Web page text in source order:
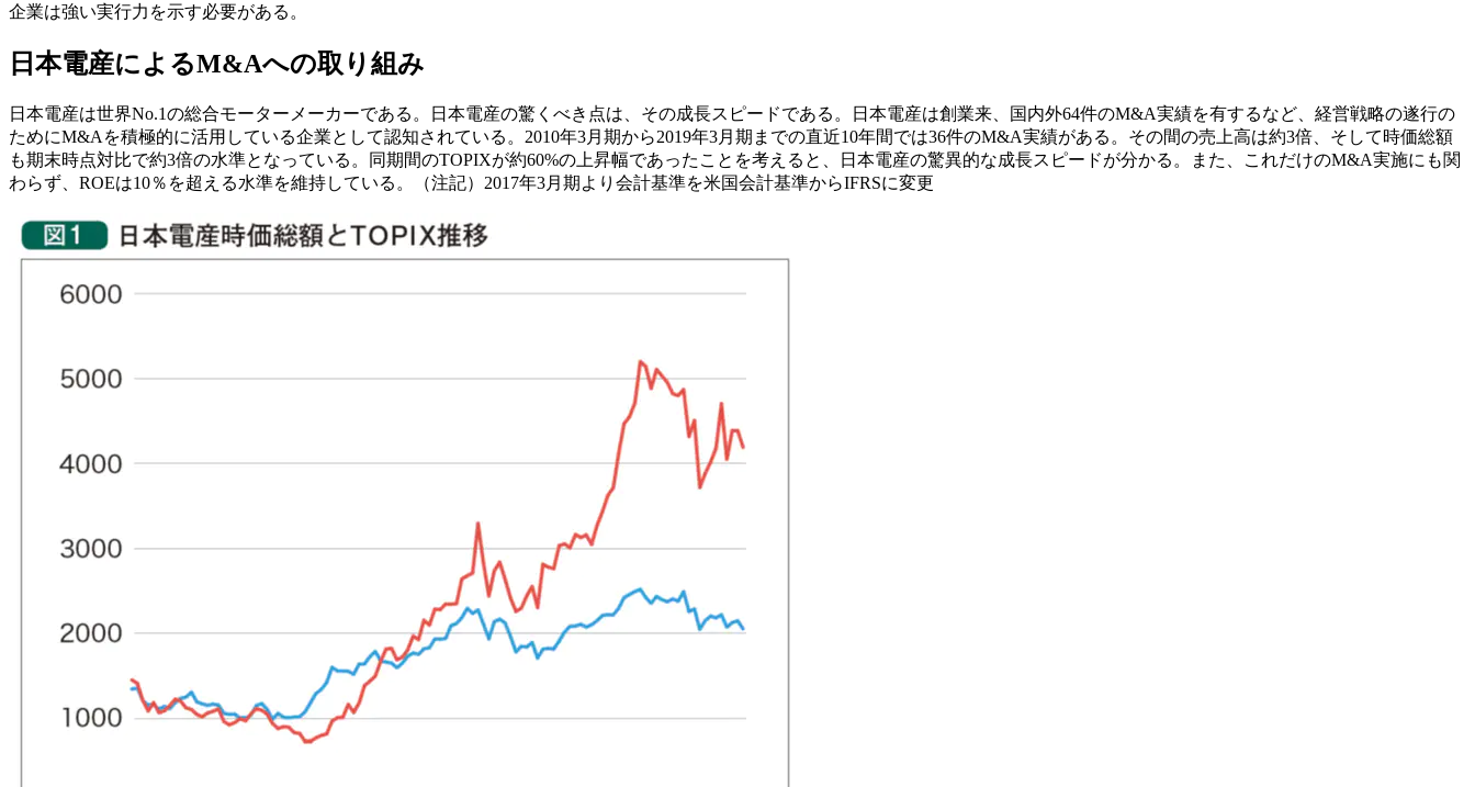
企業は強い実行力を示す必要がある。
日本電産によるM&Aへの取り組み
日本電産は世界No.1の総合モーターメーカーである。日本電産の驚くべき点は、その成長スピードである。日本電産は創業来、国内外64件のM&A実績を有するなど、経営戦略の遂行の
ためにM&Aを積極的に活用している企業として認知されている。2010年3月期から2019年3月期までの直近10年間では36件のM&A実績がある。その間の売上高は約3倍、そして時価総額
も期末時点対比で約3倍の水準となっている。同期間のTOPIXが約60%の上昇幅であったことを考えると、日本電産の驚異的な成長スピードが分かる。また、これだけのM&A実施にも関
わらず、ROEは10％を超える水準を維持している。（注記）2017年3月期より会計基準を米国会計基準からIFRSに変更